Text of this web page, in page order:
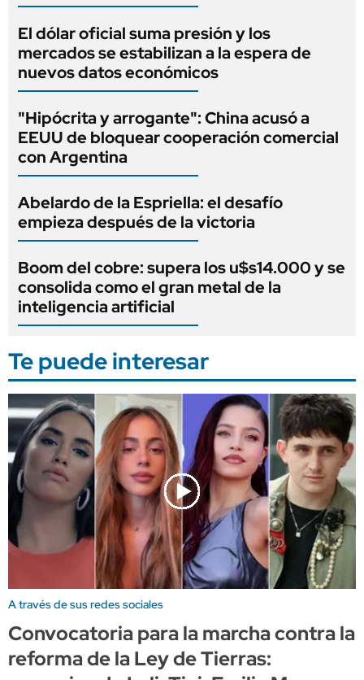
El dólar oficial suma presión y los
mercados se estabilizan a la espera de
nuevos datos económicos
"Hipócrita y arrogante": China acusó a
EEUU de bloquear cooperación comercial
con Argentina
Abelardo de la Espriella: el desafío
empieza después de la victoria
Boom del cobre: supera los u$s14.000 y se
consolida como el gran metal de la
inteligencia artificial
Te puede interesar
A través de sus redes sociales
Convocatoria para la marcha contra la
reforma de la Ley de Tierras: